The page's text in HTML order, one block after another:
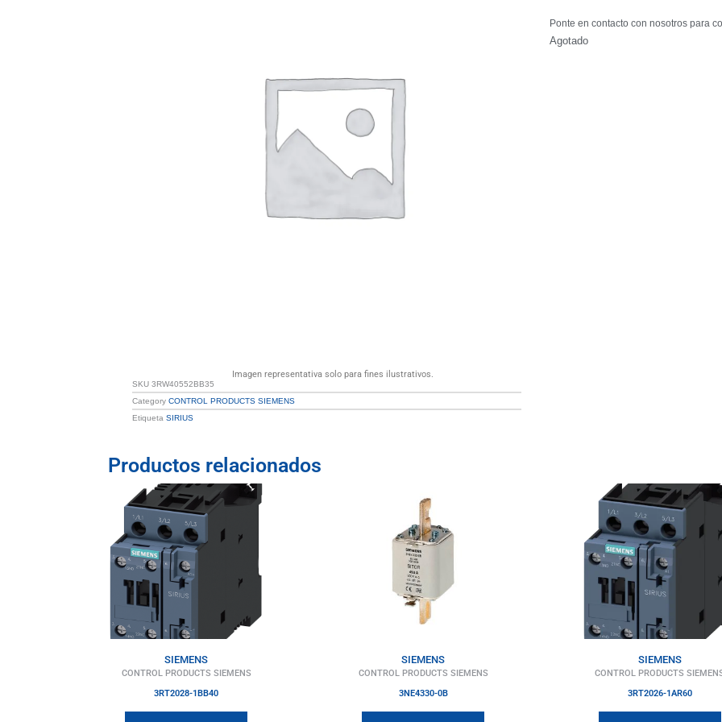
Imagen representativa solo para fines ilustrativos.
SKU3RW40552BB35
Category CONTROL PRODUCTS SIEMENS
Etiqueta SIRIUS
Ponte en contacto con nosotros para
Agotado
Productos relacionados
SIEMENS
CONTROL PRODUCTS SIEMENS
3RT2028-1BB40
SIEMENS
CONTROL PRODUCTS SIEMENS
3NE4330-0B
SIEMENS
CONTROL PRODUCTS
3RT2026-1AR60